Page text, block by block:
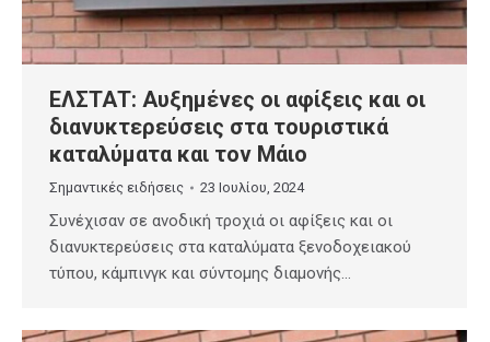
ΕΛΣΤΑΤ: Αυξημένες οι αφίξεις και οι
διανυκτερεύσεις στα τουριστικά
καταλύματα και τον Μάιο
Σημαντικές ειδήσεις 23 Ιουλίου, 2024
Συνέχισαν σε ανοδική τροχιά οι αφίξεις και οι
διανυκτερεύσεις στα καταλύματα ξενοδοχειακού
τύπου, κάμπινγκ και σύντομης διαμονής…